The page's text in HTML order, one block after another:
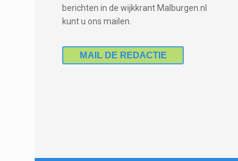
berichten in de wijkkrant Malburgen.nl
kunt u ons mailen.
MAIL DE REDACTIE